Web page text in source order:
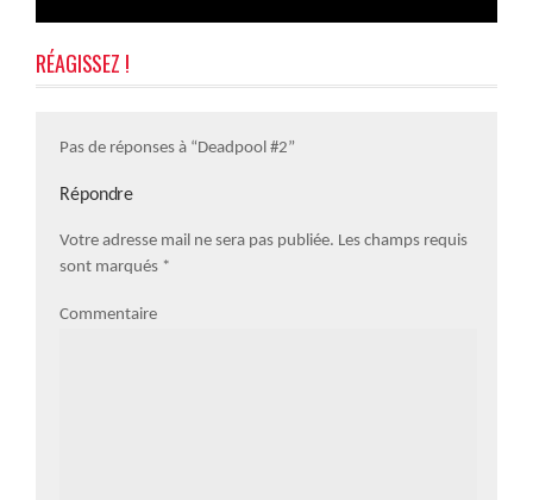
RÉAGISSEZ !
Pas de réponses à “Deadpool #2”
Répondre
Votre adresse mail ne sera pas publiée. Les champs requis
sont marqués *
Commentaire